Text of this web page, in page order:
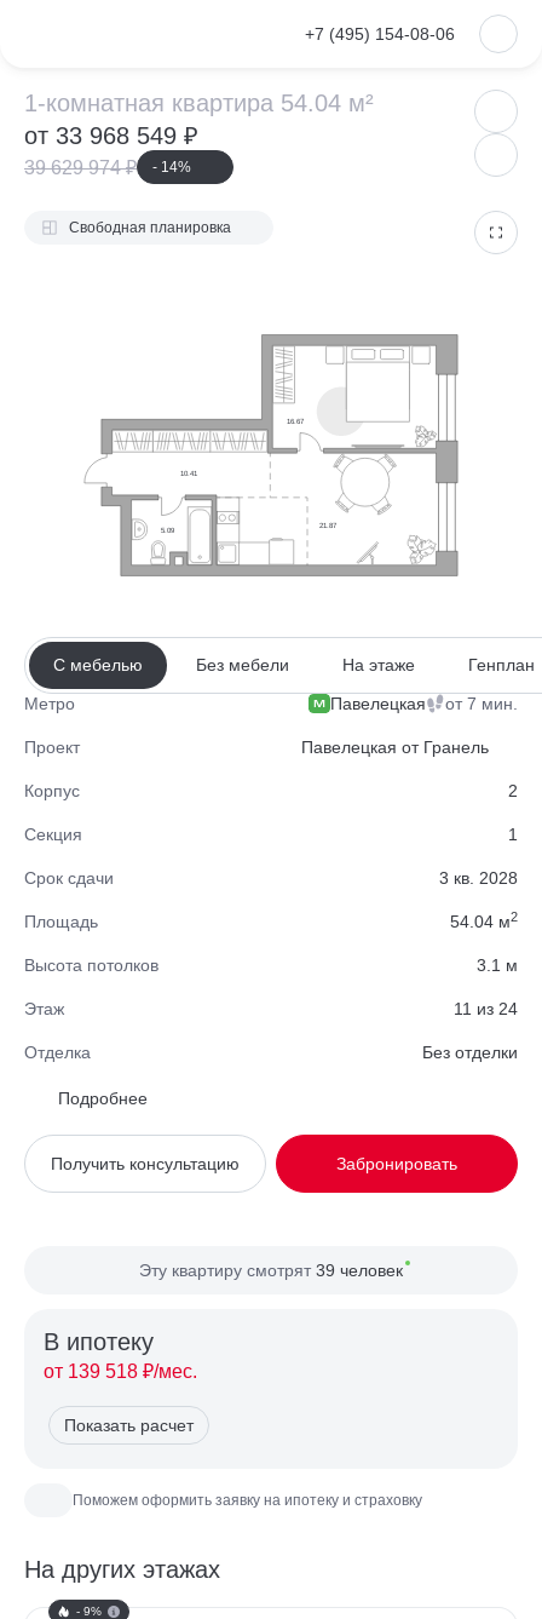
+7 (495) 154-08-06
1-комнатная
1-комнатная квартира 54.04 м²
от 33 968 549 ₽
39 629 974 ₽ - 14%
VKontakte
Метро Павелецкая от 7 мин.
Проект Павелецкая от Гранель
Корпус 2
Секция 1
Срок сдачи 3 кв. 2028
Площадь 54.04 м2
Высота потолков 3.1 м
Этаж 11 из 24
Отделка Без отделки
Район
Вид из окна На улицу
Планировка Односторонняя
Подробнее
Забронировать
Получить консультацию
Эту квартиру смотрят 39 человек
В ипотекy
от 139 518 ₽/мес.
Показать расчет
Поможем оформить заявку на ипотеку и страховку
На других этажах
- 9%
10.41
5.09
21.87
16.67
Свободная планировка
С мебелью Без мебели На этаже Генплан